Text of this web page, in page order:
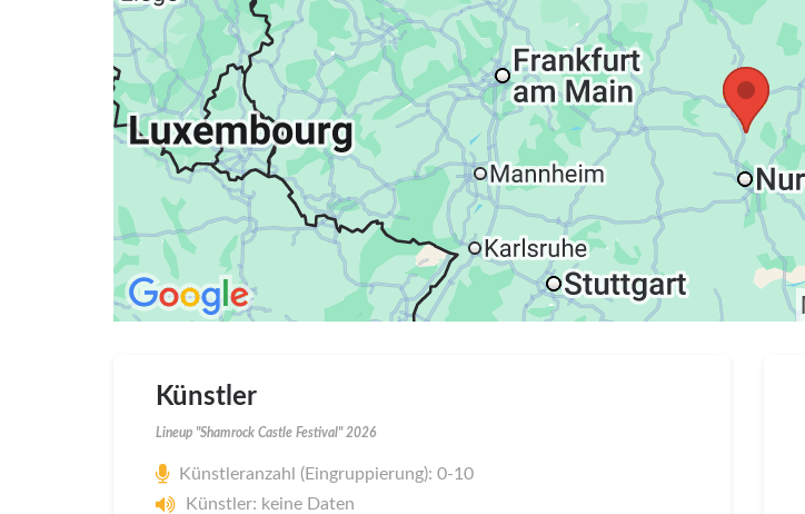
Künstler
Lineup "Shamrock Castle Festival" 2026
Künstleranzahl (Eingruppierung): 0-10
Künstler: keine Daten